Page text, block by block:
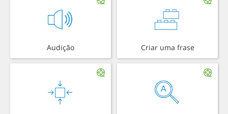
Audição Criar uma frase